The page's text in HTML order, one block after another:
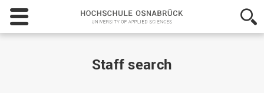
Hochschule
Osnabrück
-
Staff search